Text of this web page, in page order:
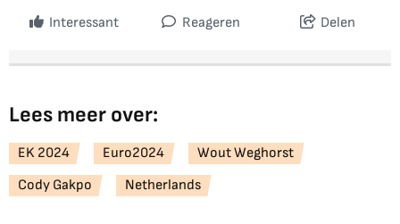
Interessant Reageren Delen
Lees meer over:
EK 2024 Euro2024
Wout Weghorst
Cody Gakpo
Netherlands